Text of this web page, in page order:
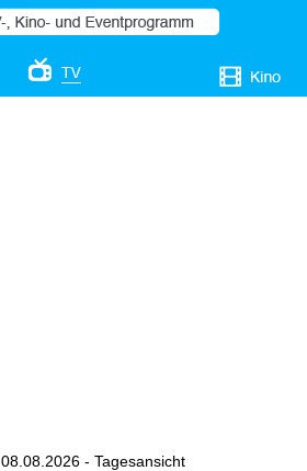
08.08.2026 - Tagesansicht